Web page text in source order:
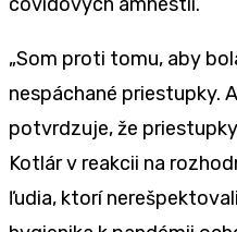
„Som proti tomu, aby
nespáchané priestupky.
potvrdzuje, že
Kotlár v reakcii na
ľudia, ktorí